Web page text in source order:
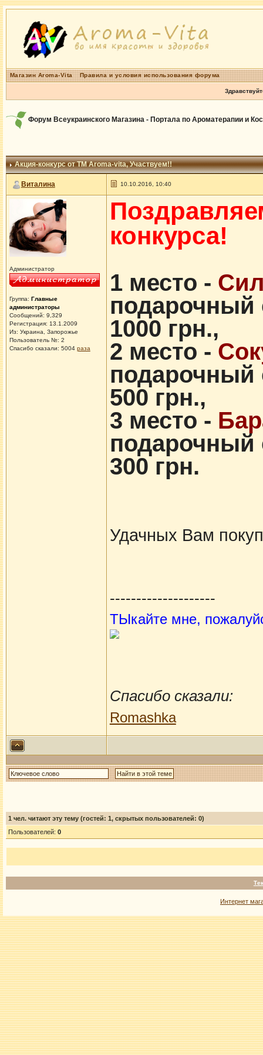
Магазин Aroma-Vita Правила и условия использования форума
Форум Всеукраинского Магазина - Портала по Ароматерапии и
Акция-конкурс от ТМ Aroma-vita, Участвуем!!
Виталина 10.10.2016, 10:40
Администратор
Группа: Главные
администраторы
Сообщений: 9,329
Регистрация: 13.1.2009
Из: Украина, Запорожье
Пользователь №: 2
Спасибо сказали: 5004 раза
конкурса!
1 место -
подарочный
1000 грн.,
2 место -
подарочный
500 грн.,
3 место -
подарочный
300 грн.
Удачных Вам
--------------------
ТЫкайте мне,
Спасибо сказали:
Romashka
1 чел. читают эту тему (гостей: 1, скрытых пользователей: 0)
Пользователей: 0
Интернет